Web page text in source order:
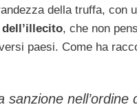
della truffa, con
, che non
paesi. Come ha
sanzione